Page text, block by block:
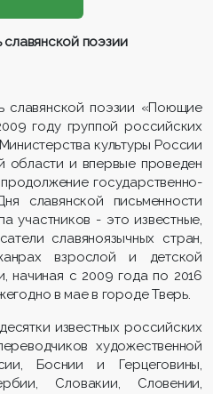
поэзии
славянской поэзии «Поющие
году группой российских
культуры России
области и впервые проведен
государственно-
славянской письменности
участников - это известные,
славяноязычных стран,
взрослой и детской
начиная с 2009 года по 2016
в мае в городе Тверь.
известных российских
художественной
Боснии и Герцеговины,
Словакии, Словении,